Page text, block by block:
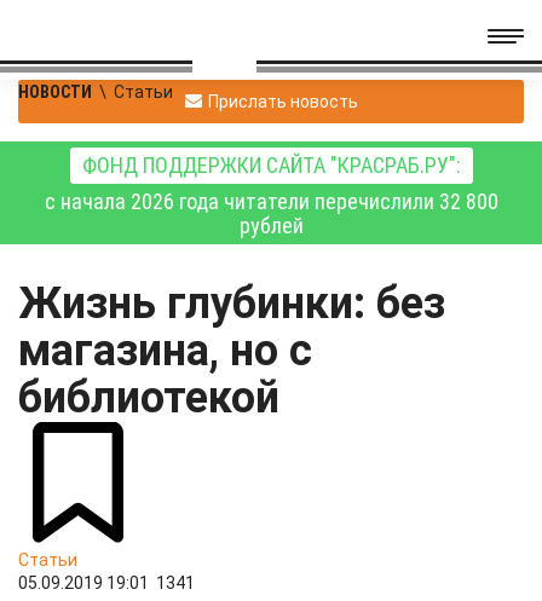
НОВОСТИ \ Статьи Прислать новость
ФОНД ПОДДЕРЖКИ САЙТА "КРАСРАБ.РУ":
с начала 2026 года читатели перечислили 32 800
рублей
Жизнь глубинки: без
магазина, но с
библиотекой
Статьи
05.09.2019 19:01
1341